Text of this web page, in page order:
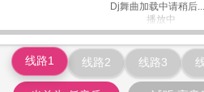
Dj舞曲加载中请稍后
播放中
www.keiqu.com
线路1 线路2 线路3